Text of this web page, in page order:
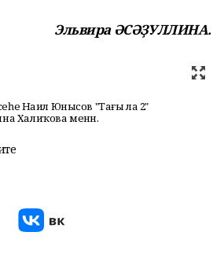
Эльвира ӘСӘҘУЛЛИНА.
Наил Юнысов "Тағы ла 2"
Халиҡова менән.